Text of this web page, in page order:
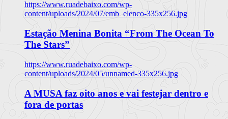
https://www.ruadebaixo.com/wp-
content/uploads/2024/07/emb_elenco-335x256.jpg
Estação Menina Bonita “From The Ocean To
The Stars”
https://www.ruadebaixo.com/wp-
content/uploads/2024/05/unnamed-335x256.jpg
A MUSA faz oito anos e vai festejar dentro e
fora de portas